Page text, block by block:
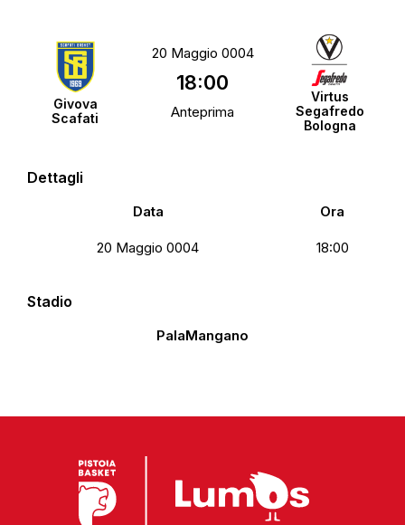
Givova
Scafati
Virtus
Segafredo
Bologna
20 Maggio 0004
18:00
Anteprima
Dettagli
Data Ora
20 Maggio 0004 18:00
Stadio
PalaMangano